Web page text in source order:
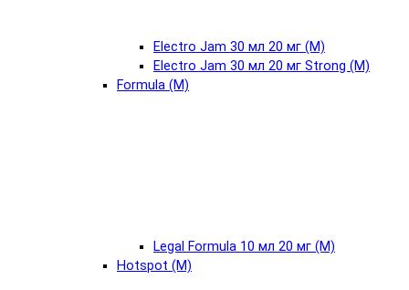
Electro Jam 30 мл 20 мг (М)
Electro Jam 30 мл 20 мг Strong (М)
Formula (М)
Legal Formula 10 мл 20 мг (М)
Hotspot (М)